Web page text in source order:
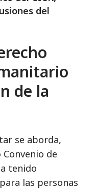
del
de la
se aborda,
de
tenido
las personas